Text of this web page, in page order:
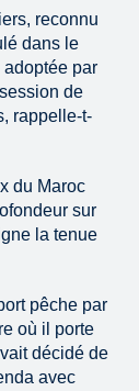
reconnu
dans le
par
de
rappelle-t-
du Maroc
sur
la tenue
pêche par
où il porte
décidé de
avec